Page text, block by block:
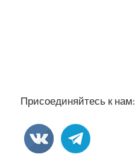
Присоединяйтесь к нам: